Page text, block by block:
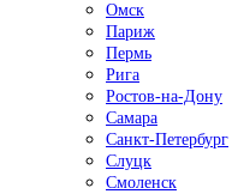
Омск
Париж
Пермь
Рига
Ростов-на-Дону
Самара
Санкт-Петербург
Слуцк
Смоленск